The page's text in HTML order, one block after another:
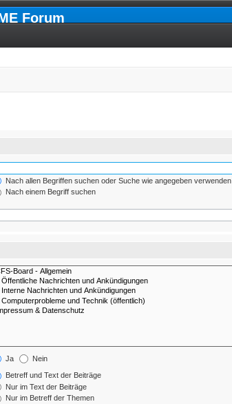
Forum
Nach allen Begriffen suchen oder Suche wie angegeben verwenden
Nach einem Begriff suchen
Ja Nein
Betreff und Text der Beiträge
Nur im Text der Beiträge
Nur im Betreff der Themen